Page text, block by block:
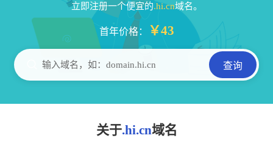
立即注册一个便宜的.hi.cn域名。
首年价格： ￥43
输入域名，如：domain.hi.cn 查询
关于.hi.cn域名